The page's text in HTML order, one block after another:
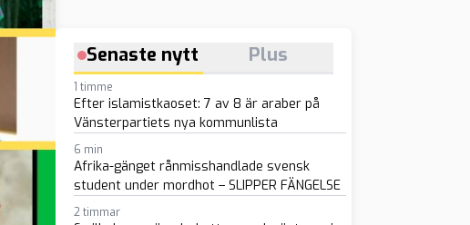
Senaste nytt Plus
1 timme
Efter islamistkaoset: 7 av 8 är araber på
Vänsterpartiets nya kommunlista
6 min
Afrika-gänget rånmisshandlade svensk
student under mordhot – SLIPPER FÄNGELSE
2 timmar